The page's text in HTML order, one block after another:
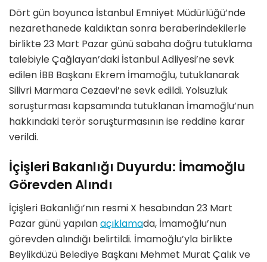
Dört gün boyunca İstanbul Emniyet Müdürlüğü’nde
nezarethanede kaldıktan sonra beraberindekilerle
birlikte 23 Mart Pazar günü sabaha doğru tutuklama
talebiyle Çağlayan’daki İstanbul Adliyesi’ne sevk
edilen İBB Başkanı Ekrem İmamoğlu, tutuklanarak
Silivri Marmara Cezaevi’ne sevk edildi. Yolsuzluk
soruşturması kapsamında tutuklanan İmamoğlu’nun
hakkındaki terör soruşturmasının ise reddine karar
verildi.
İçişleri Bakanlığı Duyurdu: İmamoğlu
Görevden Alındı
İçişleri Bakanlığı’nın resmi X hesabından 23 Mart
Pazar günü yapılanaçıklamada, İmamoğlu’nun
görevden alındığı belirtildi. İmamoğlu’yla birlikte
Beylikdüzü Belediye Başkanı Mehmet Murat Çalık ve